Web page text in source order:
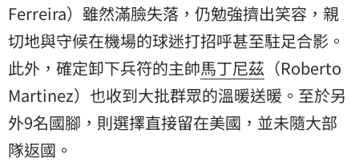
Ferreira）雖然滿臉失落，仍勉強擠出笑容，親
切地與守候在機場的球迷打招呼甚至駐足合影。
此外，確定卸下兵符的主帥馬丁尼茲 （Roberto
Martinez）也收到大批群眾的溫暖送暖。至於另
外9名國腳，則選擇直接留在美國，並未隨大部
隊返國。